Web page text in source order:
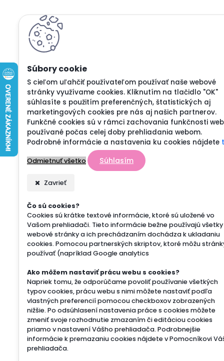
S cieľom uľahčiť používateľom používať naše webové
stránky využívame cookies. Kliknutím na tlačidlo "OK"
súhlasíte s použitím preferenčných, štatistických aj
marketingových cookies pre nás aj našich partnerov.
Funkčné cookies sú v rámci zachovania funkčnosti
používané počas celej doby prehliadania webom.
Podrobné informácie a nastavenia ku cookies nájdete
Odmietnuť všetko Súhlasím
Zavrieť
Čo sú cookies?
Cookies sú krátke textové informácie, ktoré sú uložené vo
Vašom prehliadači. Tieto informácie bežne používajú všetky
webové stránky a ich prechádzaním dochádza k ukladaniu
cookies. Pomocou partnerských skriptov, ktoré môžu
používať (napríklad Google analytics
Ako môžem nastaviť prácu webu s cookies?
Napriek tomu, že odporúčame povoliť používanie všetkých
typov cookies, prácu webu s nimi môžete nastaviť podľa
vlastných preferencií pomocou checkboxov zobrazených
nižšie. Po odsúhlasení nastavenia práce s cookies môžete
zmeniť svoje rozhodnutie zmazaním či editáciou cookies
priamo v nastavení Vášho prehliadača. Podrobnejšie
informácie k premazaniu cookies nájdete v Pomocníkovi
prehliadača.